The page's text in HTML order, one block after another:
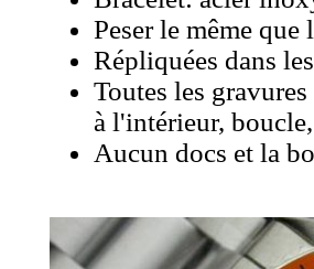
Peser le même
Répliquées dans
Toutes les
à l'intérieur,
Aucun docs et la